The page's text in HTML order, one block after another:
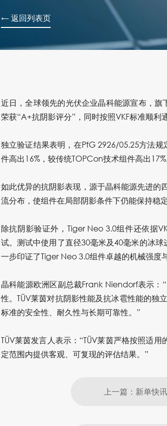
← 返回列表页
近日，全球领先的光伏企业晶科能源宣布，旗
荣获“A+抗阴影评分”，同时按照VKF标准顺利
独立验证结果表明，在PfG 2926/05.25方法
件高出16%，较传统TOPCon技术组件高出17%
如此优异的抗阴影表现，源于晶科能源先进的
流分布，使组件在局部阴影条件下仍能保持稳
除抗阴影验证外，Tiger Neo 3.0组件还依据
试。测试中使用了直径30毫米及40毫米的冰球
一步印证了Tiger Neo 3.0组件卓越的机械强度
晶科能源欧洲区副总裁Frank Niendorf表示：
性。TÜV莱茵对抗阴影性能及抗冰雹性能的独
标准的安全性、耐久性与长期可靠性。”
TÜV莱茵发言人表示：“TÜV莱茵严格按照适
定范围内提供客观、可复现的评估结果。”
上一篇：新单快